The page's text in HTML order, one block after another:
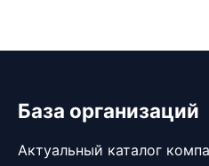
База организаций
Актуальный каталог